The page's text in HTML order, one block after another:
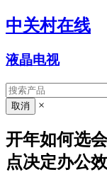
中关村在线
液晶电视
×
开年如何选
点决定办公